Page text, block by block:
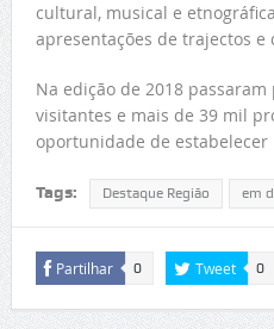
cultural, musical e
apresentações de trajectos e
Na edição de 2018
visitantes e mais de 39 mil
oportunidade de estabelecer
Tags: Destaque Região em
Partilhar 0 Tweet 0